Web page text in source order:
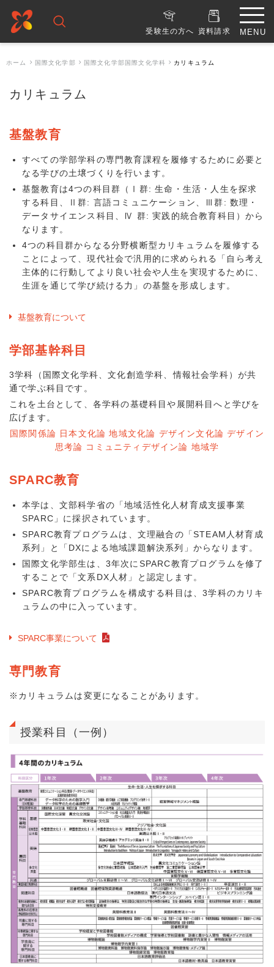
受験生の方へ 資料請求
ホーム 国際文化学部 国際文化学部国際文化学科 カリキュラム
カリキュラム
基盤教育
すべての学部学科の専門教育課程を履修するために必要と
なる学びの土壌づくりを行います。
基盤教育は4つの科目群（Ⅰ群: 生命・生活・人生を探求
する科目、Ⅱ群: 言語コミュニケーション、Ⅲ群: 数理・
データサイエンス科目、Ⅳ 群: 実践的統合教育科目）から
なります。
4つの科目群からなる分野横断型カリキュラムを履修する
ことによって、現代社会で汎用的に求められる「自ら考え
主体的に行動してより良い社会や人生を実現するために、
生涯を通じて学び続ける力」の基盤を形成します。
基盤教育について
学部基幹科目
3学科（国際文化学科、文化創造学科、情報社会学科）が共
通で学ぶ科目です。
これを土台として、各学科の基礎科目や展開科目へと学びを
広げます。
国際関係論 日本文化論 地域文化論 デザイン文化論 デザイン
思考論 コミュニティデザイン論 地域学
SPARC教育
本学は、文部科学省の「地域活性化人材育成支援事業
SPARC」に採択されています。
SPARC教育プログラムは、文理融合の「STEAM人材育成
系列」と「DXによる地域課題解決系列」からなります。
国際文化学部生は、3年次にSPARC教育プログラムを修了
することで「文系DX人材」と認定します。
SPARC教育プログラムを構成する科目は、3学科のカリキ
ュラムの中に入っています。
SPARC事業について
専門教育
※カリキュラムは変更になることがあります。
授業科目（一例）